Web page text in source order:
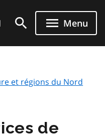
Menu
et régions du Nord
de